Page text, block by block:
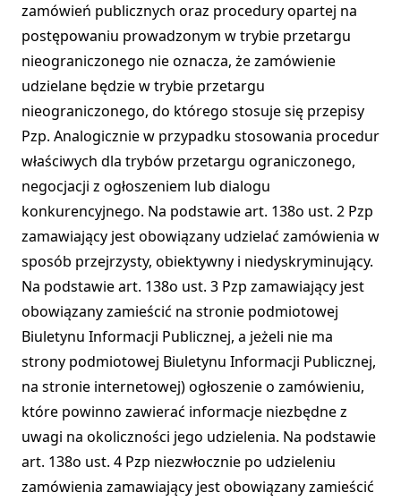
zamówień publicznych oraz procedury opartej na
postępowaniu prowadzonym w trybie przetargu
nieograniczonego nie oznacza, że zamówienie
udzielane będzie w trybie przetargu
nieograniczonego, do którego stosuje się przepisy
Pzp. Analogicznie w przypadku stosowania procedur
właściwych dla trybów przetargu ograniczonego,
negocjacji z ogłoszeniem lub dialogu
konkurencyjnego. Na podstawie art. 138o ust. 2 Pzp
zamawiający jest obowiązany udzielać zamówienia w
sposób przejrzysty, obiektywny i niedyskryminujący.
Na podstawie art. 138o ust. 3 Pzp zamawiający jest
obowiązany zamieścić na stronie podmiotowej
Biuletynu Informacji Publicznej, a jeżeli nie ma
strony podmiotowej Biuletynu Informacji Publicznej,
na stronie internetowej) ogłoszenie o zamówieniu,
które powinno zawierać informacje niezbędne z
uwagi na okoliczności jego udzielenia. Na podstawie
art. 138o ust. 4 Pzp niezwłocznie po udzieleniu
zamówienia zamawiający jest obowiązany zamieścić